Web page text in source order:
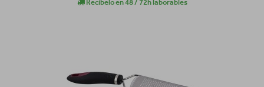
Recíbelo en 48 / 72h laborables